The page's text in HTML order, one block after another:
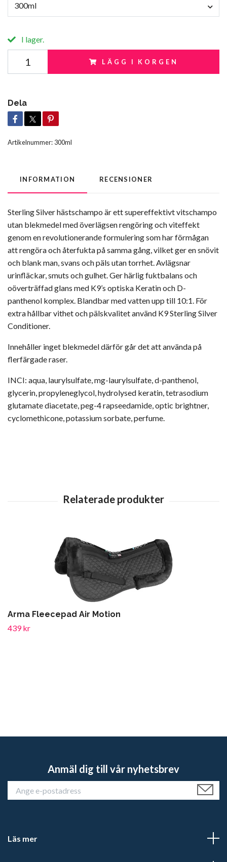
300ml
I lager.
LÄGG I KORGEN
Dela
Artikelnummer: 300ml
INFORMATION RECENSIONER
Sterling Silver hästschampo är ett supereffektivt vitschampo
utan blekmedel med överlägsen rengöring och viteffekt
genom en revolutionerande formulering som har förmågan
att rengöra och återfukta på samma gång, vilket ger en snövit
och blank man, svans och päls utan torrhet. Avlägsnar
urinfläckar, smuts och gulhet. Ger härlig fuktbalans och
oöverträffad glans med K9’s optiska Keratin och D-
panthenol komplex. Blandbar med vatten upp till 10:1. För
extra hållbar vithet och pälskvalitet använd K9 Sterling Silver
Conditioner.
Innehåller inget blekmedel därför går det att använda på
flerfärgade raser.
INCI: aqua, laurylsulfate, mg-laurylsulfate, d-panthenol,
glycerin, propyleneglycol, hydrolysed keratin, tetrasodium
glutamate diacetate, peg-4 rapseedamide, optic brightner,
cyclomethicone, potassium sorbate, perfume.
Arma Fleecepad Air Motion
439 kr
Anmäl dig till vår nyhetsbrev
Läs mer